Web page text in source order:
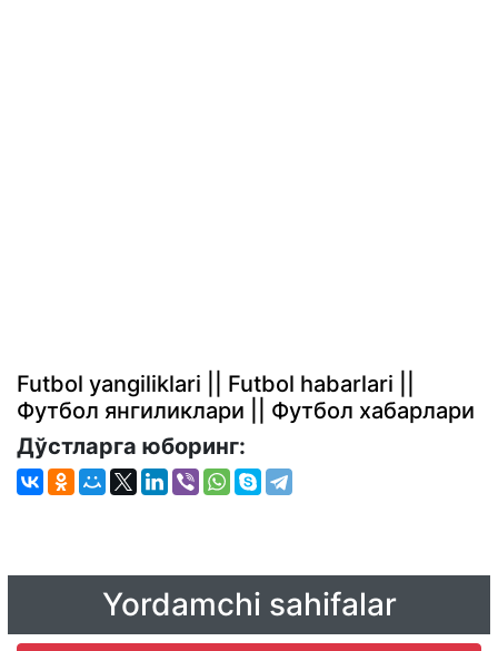
Futbol yangiliklari || Futbol habarlari ||
Футбол янгиликлари || Футбол хабарлари
Дўстларга юборинг:
Yordamchi sahifalar